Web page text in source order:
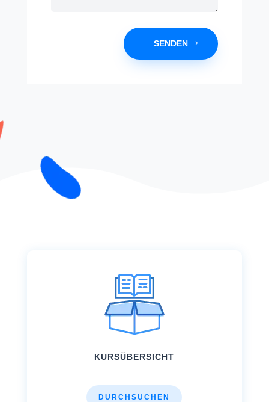
SENDEN
KURSÜBERSICHT
DURCHSUCHEN